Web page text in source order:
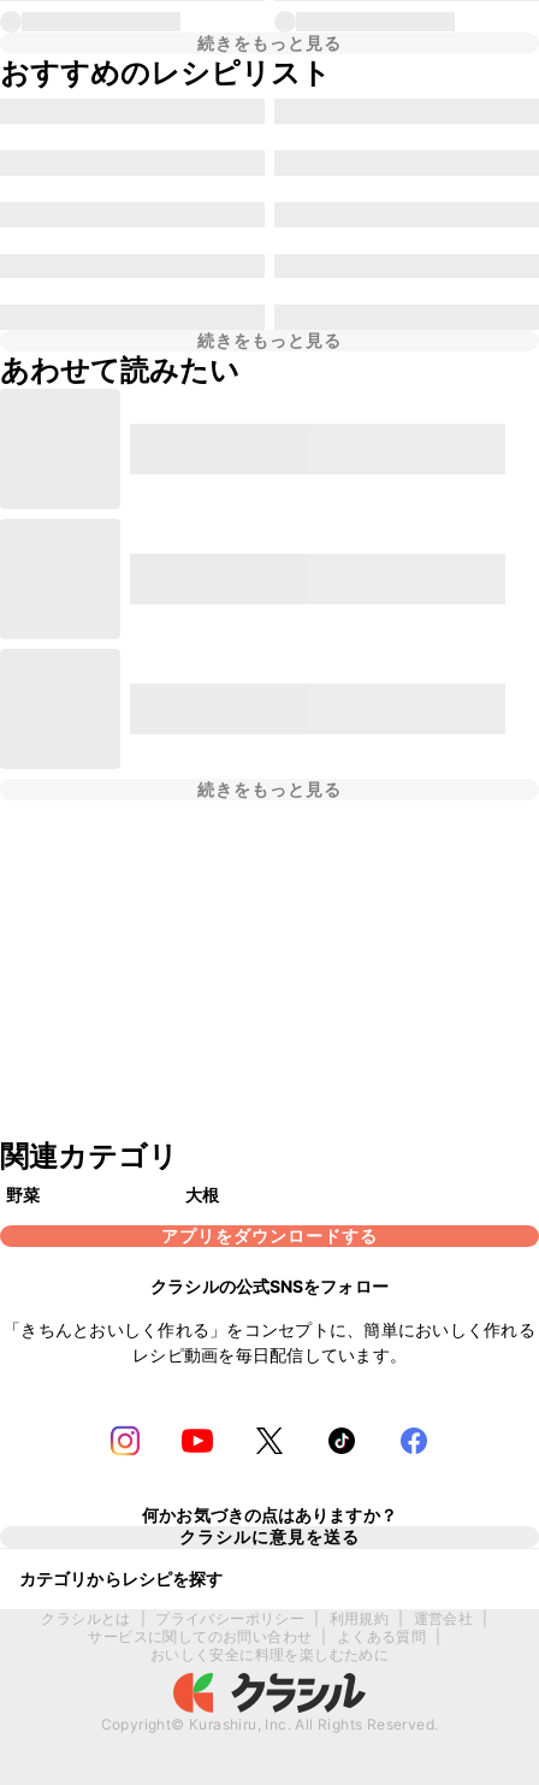
続きをもっと見る
おすすめのレシピリスト
続きをもっと見る
あわせて読みたい
続きをもっと見る
関連カテゴリ
野菜
大根
アプリをダウンロードする
クラシルの公式SNSをフォロー
「きちんとおいしく作れる」をコンセプトに、簡単においしく作れる
レシピ動画を毎日配信しています。
何かお気づきの点はありますか？
クラシルに意見を送る
カテゴリからレシピを探す
クラシルとは プライバシーポリシー 利用規約 運営会社
サービスに関してのお問い合わせ
よくある質問
おいしく安全に料理を楽しむために
Copyright© Kurashiru, Inc. All Rights Reserved.